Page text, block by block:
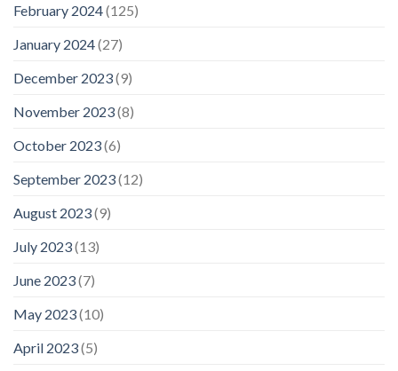
February 2024(125)
January 2024(27)
December 2023(9)
November 2023(8)
October 2023(6)
September 2023(12)
August 2023(9)
July 2023(13)
June 2023(7)
May 2023(10)
April 2023(5)